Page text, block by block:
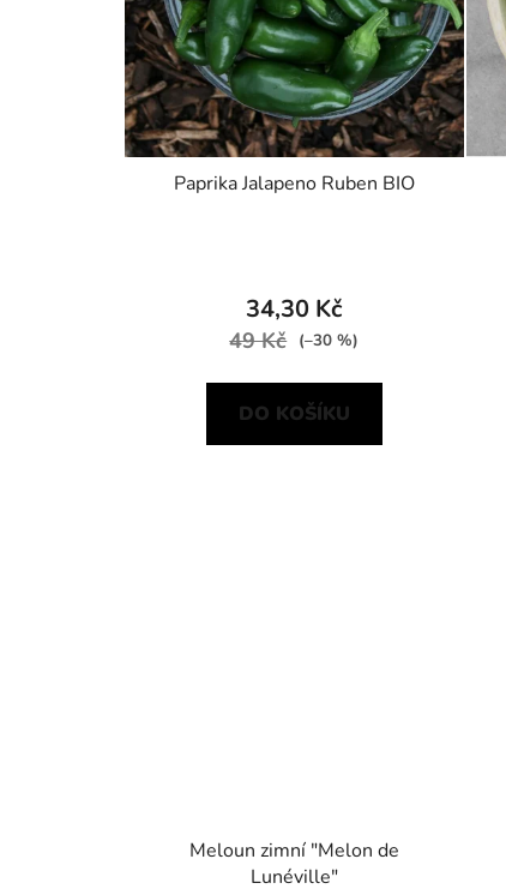
Paprika Jalapeno Ruben BIO
34,30 Kč
49 Kč (–30 %)
DO KOŠÍKU
Meloun zimní "Melon de
Lunéville"